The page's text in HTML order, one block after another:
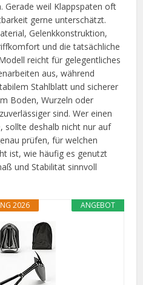
Gerade weil Klappspaten oft
gerne unterschätzt.
Gelenkkonstruktion,
und die tatsächliche
reicht für gelegentliches
aus, während
Stahlblatt und sicherer
Boden, Wurzeln oder
sind. Wer einen
sollte deshalb nicht nur auf
prüfen, für welchen
ist, wie häufig es genutzt
und Stabilität sinnvoll
ANGEBOT
2026